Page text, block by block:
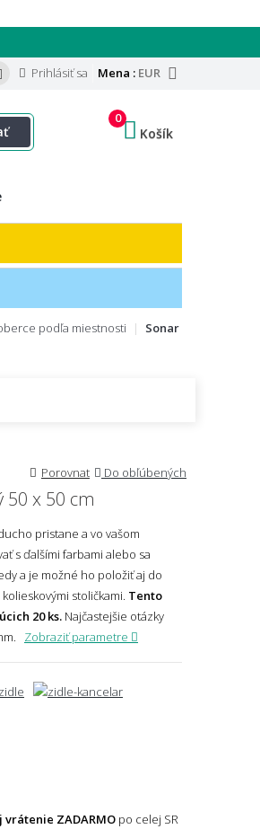
Mena : EUR
Prihlásiť sa
0
Košík
podľa miestnosti
Sonar
Porovnat Do obľúbených
50 x 50 cm
pristane a vo vašom
s ďalšími farbami alebo sa
a je možné ho položiť aj do
stoličkami. Tento
20 ks. Najčastejšie otázky
Zobraziť parametre
vrátenie ZADARMO po celej SR